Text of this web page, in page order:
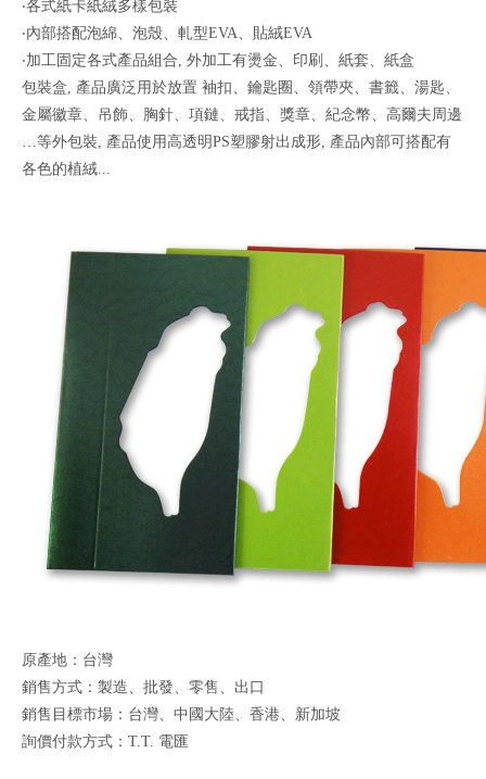
‧各式紙卡紙絨多樣包裝
‧內部搭配泡綿、泡殼、軋型EVA、貼絨EVA
‧加工固定各式產品組合, 外加工有燙金、印刷、紙套、紙盒
包裝盒, 產品廣泛用於放置 袖扣、鑰匙圈、領帶夾、書籤、湯匙、
金屬徽章、吊飾、胸針、項鏈、戒指、獎章、紀念幣、高爾夫周邊
…等外包裝, 產品使用高透明PS塑膠射出成形, 產品內部可搭配有
各色的植絨...
原產地：台灣
銷售方式：製造、批發、零售、出口
銷售目標市場：台灣、中國大陸、香港、新加坡
詢價付款方式：T.T. 電匯